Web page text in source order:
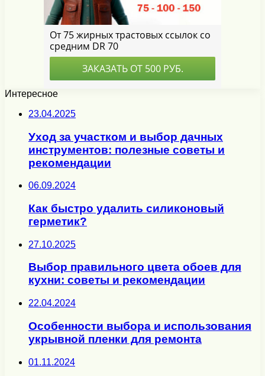
Интересное
23.04.2025
Уход за участком и выбор дачных
инструментов: полезные советы и
рекомендации
06.09.2024
Как быстро удалить силиконовый
герметик?
27.10.2025
Выбор правильного цвета обоев для
кухни: советы и рекомендации
22.04.2024
Особенности выбора и использования
укрывной пленки для ремонта
01.11.2024